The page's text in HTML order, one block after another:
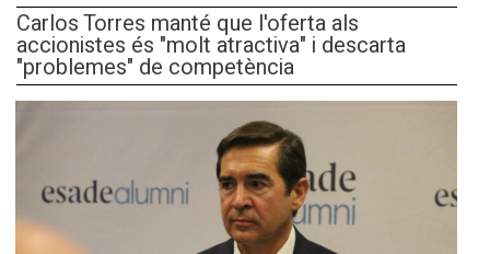
Carlos Torres manté que l'oferta als
accionistes és "molt atractiva" i descarta
"problemes" de competència